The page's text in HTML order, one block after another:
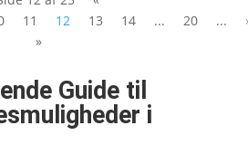
11 12 13 14 ... 20 ...
»
Guide til
i